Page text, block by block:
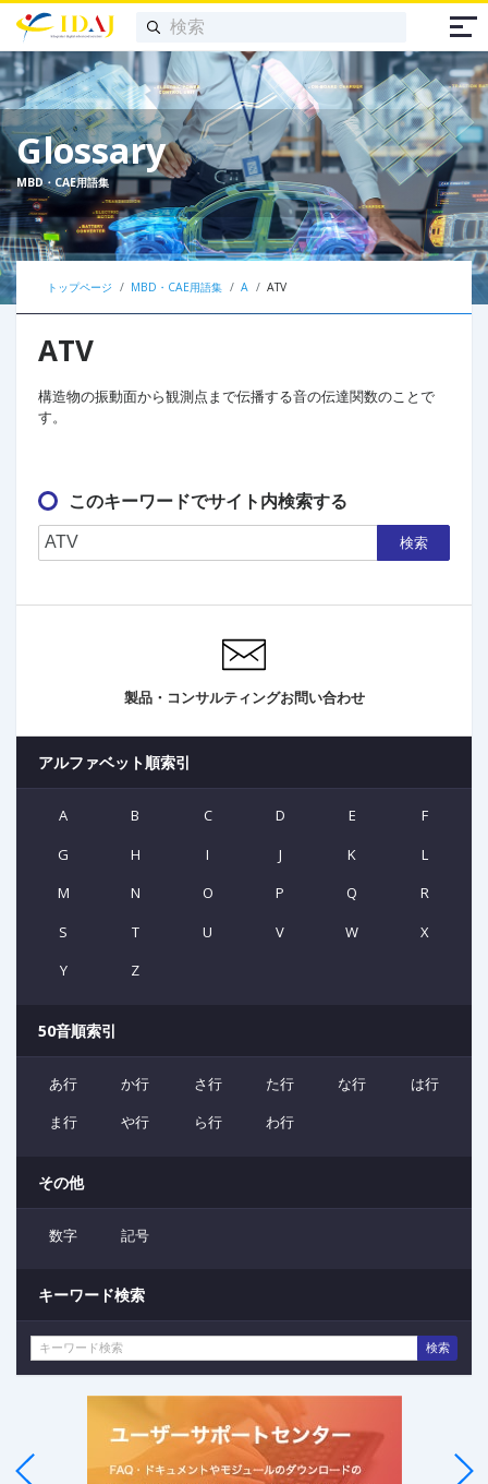
Glossary
MBD・CAE用語集
トップページ MBD・CAE用語集 A ATV
ATV
構造物の振動面から観測点まで伝播する音の伝達関数のことで
す。
このキーワードでサイト内検索する
検索
製品・コンサルティングお問い合わせ
アルファベット順索引
A B C D E
F
G
H I J K
L
M
N O P Q
R
S
T U V W
X
Y
Z
50音順索引
あ行 か行 さ行 た行 な行
は行
ま行
や行 ら行 わ行
その他
数字 記号
キーワード検索
検索